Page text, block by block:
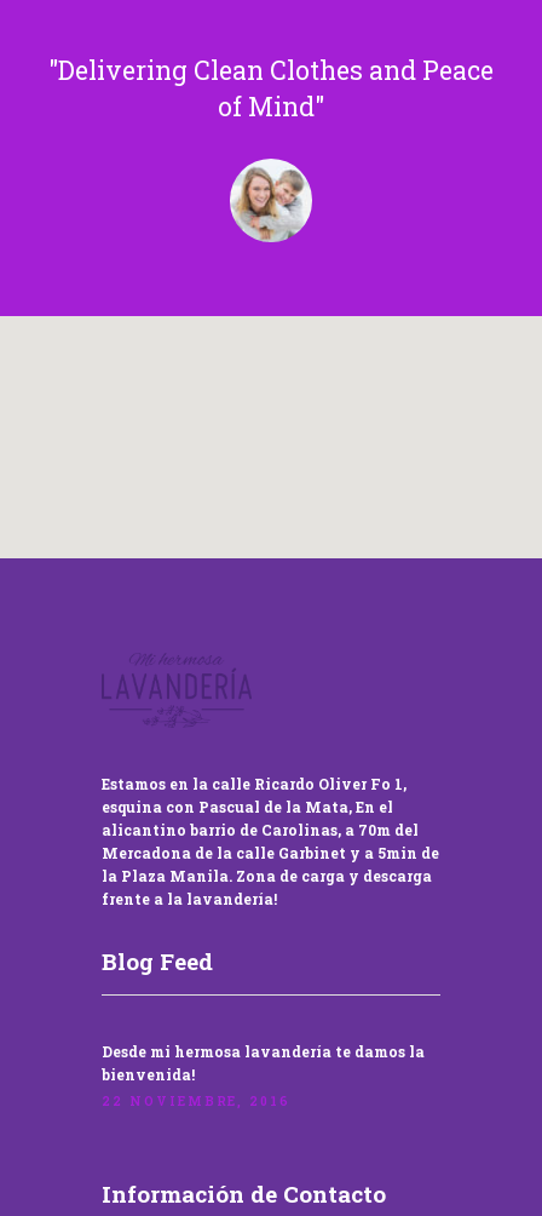
Delivering Clean Clothes and Peace
of Mind
Estamos en la calle Ricardo Oliver Fo 1,
esquina con Pascual de la Mata, En el
alicantino barrio de Carolinas, a 70m del
Mercadona de la calle Garbinet y a 5min de
la Plaza Manila. Zona de carga y descarga
frente a la lavandería!
Blog Feed
Desde mi hermosa lavandería te damos la
bienvenida!
22 NOVIEMBRE, 2016
Información de Contacto